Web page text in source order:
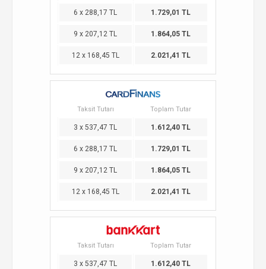
6 x 288,17 TL 1.729,01 TL
9 x 207,12 TL 1.864,05 TL
12 x 168,45 TL 2.021,41 TL
Taksit Tutarı Toplam Tutar
3 x 537,47 TL 1.612,40 TL
6 x 288,17 TL 1.729,01 TL
9 x 207,12 TL 1.864,05 TL
12 x 168,45 TL 2.021,41 TL
Taksit Tutarı Toplam Tutar
3 x 537,47 TL 1.612,40 TL